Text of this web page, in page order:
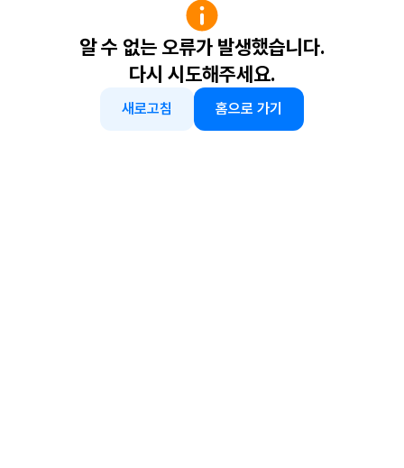
알 수 없는 오류가 발생했습니다.
다시 시도해주세요.
새로고침 홈으로 가기